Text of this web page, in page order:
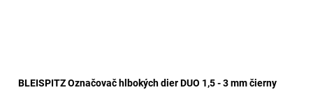
BLEISPITZ Označovač hlbokých dier DUO 1,5 - 3 mm čierny